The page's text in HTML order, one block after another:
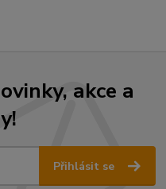
akce a
Přihlásit se